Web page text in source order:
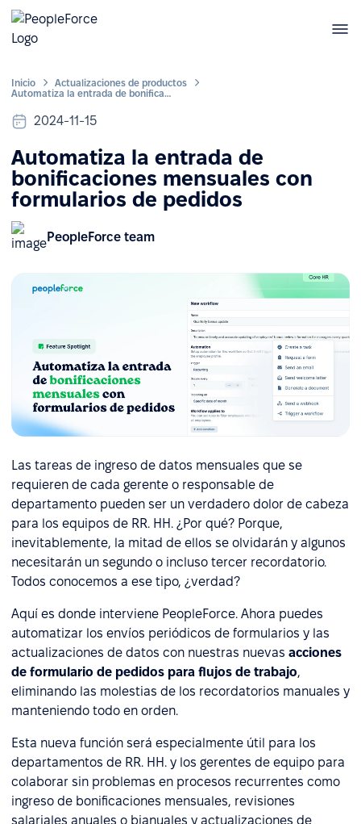
Inicio
Actualizaciones de productos
Automatiza la entrada de bonificaciones mensuales con formularios de pedidos
2024-11-15
Automatiza la entrada de
bonificaciones mensuales con
formularios de pedidos
PeopleForce team
Las tareas de ingreso de datos mensuales que se
requieren de cada gerente o responsable de
departamento pueden ser un verdadero dolor de cabeza
para los equipos de RR. HH. ¿Por qué? Porque,
inevitablemente, la mitad de ellos se olvidarán y algunos
necesitarán un segundo o incluso tercer recordatorio.
Todos conocemos a ese tipo, ¿verdad?
Aquí es donde interviene PeopleForce. Ahora puedes
automatizar los envíos periódicos de formularios y las
actualizaciones de datos con nuestras nuevas acciones
de formulario de pedidos para flujos de trabajo,
eliminando las molestias de los recordatorios manuales y
manteniendo todo en orden.
Esta nueva función será especialmente útil para los
departamentos de RR. HH. y los gerentes de equipo para
colaborar sin problemas en procesos recurrentes como
ingreso de bonificaciones mensuales, revisiones
salariales anuales o bianuales y actualizaciones de